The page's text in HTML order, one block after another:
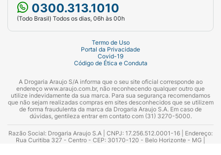
0300.313.1010
(Todo Brasil) Todos os dias, 06h às 00h
Termo de Uso
Portal da Privacidade
Covid-19
Código de Ética e Conduta
A Drogaria Araujo S/A informa que o seu site oficial corresponde ao
endereço www.araujo.com.br, não reconhecendo qualquer outro que
utilize indevidamente da sua marca. Para sua segurança recomendamos
que não sejam realizadas compras em sites desconhecidos que se utilizem
de forma fraudulenta da marca da Drogaria Araujo S.A. Em caso de
dúvidas, gentileza entrar em contato com (31) 3270-5000.
Razão Social: Drogaria Araujo S.A | CNPJ: 17.256.512.0001-16 | Endereço:
Rua Curitiba 327 - Centro - CEP: 30170-120 - Belo Horizonte - MG |